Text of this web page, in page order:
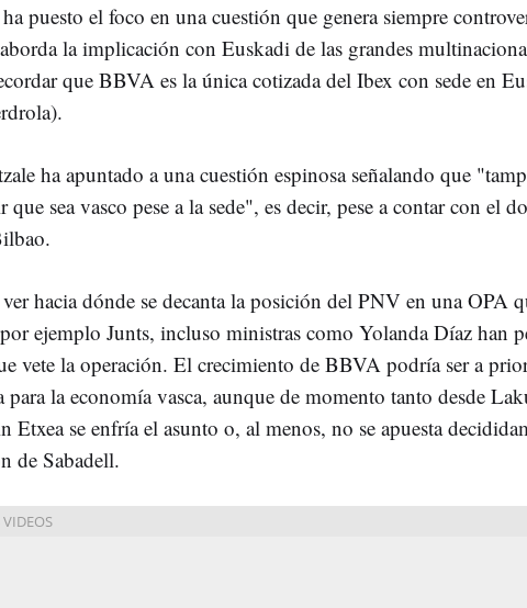
puesto el foco en una cuestión que genera siempre
la implicación con Euskadi de las grandes
que BBVA es la única cotizada del Ibex con sede en
ha apuntado a una cuestión espinosa señalando que
que sea vasco pese a la sede", es decir, pese a contar con el
hacia dónde se decanta la posición del PNV en una OPA
ejemplo Junts, incluso ministras como Yolanda Díaz han
vete la operación. El crecimiento de BBVA podría ser a
para la economía vasca, aunque de momento tanto desde
Etxea se enfría el asunto o, al menos, no se apuesta
de Sabadell.